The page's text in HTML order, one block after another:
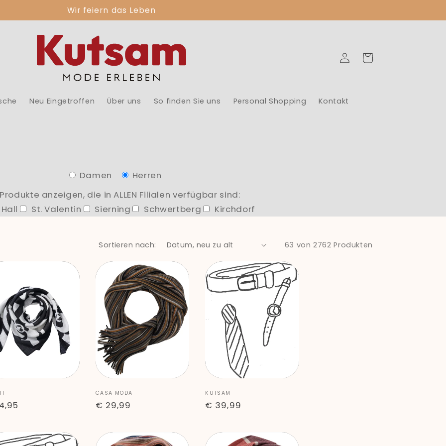
Wir feiern das Leben
Neu Eingetroffen Über uns So finden Sie uns Personal Shopping Kontakt
EinloggenWarenkorb
Damen
Herren
anzeigen, die in ALLEN Filialen verfügbar sind:
St. Valentin Sierning Schwertberg Kirchdorf
Sortieren nach: 63 von 2762 Produkten
Anbieter:
CASA MODA
Normaler
€ 29,99
Anbieter:
KUTSAM
Normaler
€ 39,99